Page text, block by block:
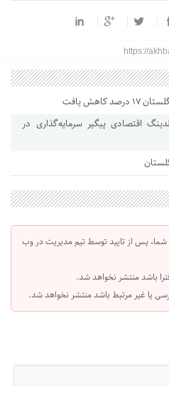
https://
یافت
بابک زنجانی با ۱۱ هلدینگ اقتصادی پیگیر سرمایه‌گذاری در
پس از تایید توسط تیم مدیریت در وب
باشد منتشر نخواهد شد.
یا غیر مرتبط باشد منتشر نخواهد شد.